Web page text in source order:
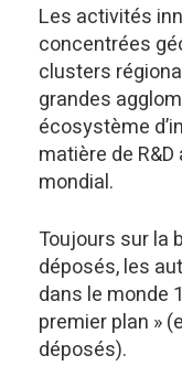
Les activités
concentrées
clusters
grandes
écosystème
matière de
mondial.
Toujours sur la
déposés, les
dans le monde
premier plan »
déposés).